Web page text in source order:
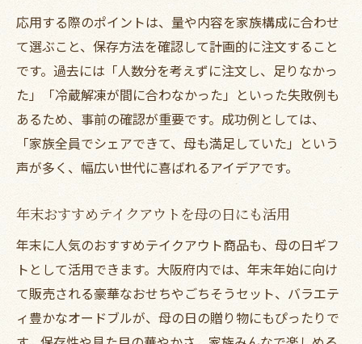
応用する際のポイントは、量や内容を家族構成に合わせ
て選ぶこと、保存方法を確認して計画的に注文すること
です。過去には「人数分を考えずに注文し、足りなかっ
た」「冷蔵解凍が間に合わなかった」といった失敗例も
あるため、事前の確認が重要です。成功例としては、
「家族全員でシェアできて、母も満足していた」という
声が多く、幅広い世代に喜ばれるアイデアです。
年末おすすめテイクアウトを母の日にも活用
年末に人気のおすすめテイクアウト商品も、母の日ギフ
トとして活用できます。大阪府内では、年末年始に向け
て販売される豪華なおせちやごちそうセット、バラエテ
ィ豊かなオードブルが、母の日の贈り物にもぴったりで